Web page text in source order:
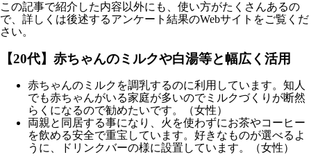
この記事で紹介した内容以外にも、使い方がたくさんあるの
で、詳しくは後述するアンケート結果のWebサイトをご覧くだ
さい。
【20代】赤ちゃんのミルクや白湯等と幅広く活用
赤ちゃんのミルクを調乳するのに利用しています。知人
でも赤ちゃんがいる家庭が多いのでミルクづくりが断然
らくになるので勧めたいです。（女性）
両親と同居する事になり、火を使わずにお茶やコーヒー
を飲める安全で重宝しています。好きなものが選べるよ
うに、ドリンクバーの様に設置しています。（女性）